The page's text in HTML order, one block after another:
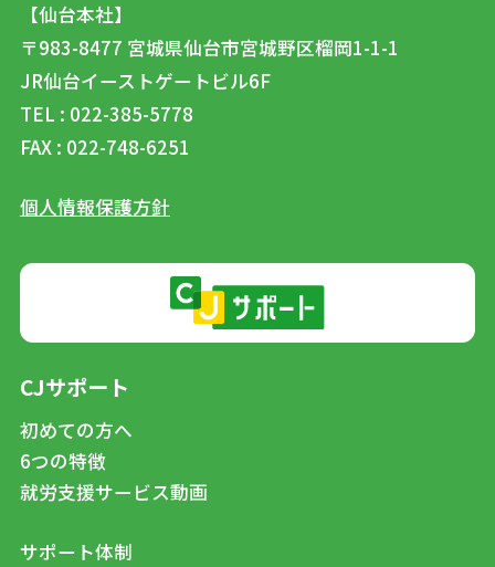
【仙台本社】
〒983-8477 宮城県仙台市宮城野区榴岡1-1-1
JR仙台イーストゲートビル6F
TEL : 022-385-5778
FAX : 022-748-6251
個人情報保護方針
CJサポート
初めての方へ
6つの特徴
就労支援サービス動画
サポート体制